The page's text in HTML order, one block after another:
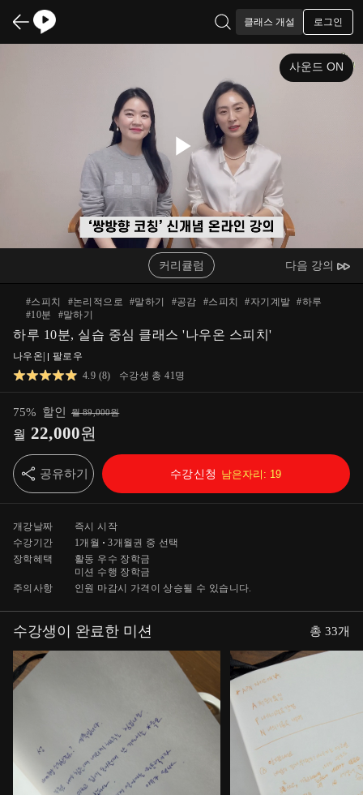
클래스 개설 로그인
Play
Video
사운드 ON
커리큘럼 다음 강의
#스피치 #논리적으로 #말하기 #공감 #스피치 #자기계발 #하루
#10분 #말하기
하루 10분, 실습 중심 클래스 '나우온 스피치'
나우온
팔로우
4.9 (8) 수강생 총41명
75% 할인 월89,000원
월 22,000원
공유하기 수강신청 남은자리: 19
개강날짜
즉시 시작
수강기간
1개월 3개월 권 중 선택
장학혜택
활동 우수 장학금
미션 수행 장학금
주의사항
인원 마감시 가격이 상승될 수 있습니다.
수강생이 완료한 미션 총 33개